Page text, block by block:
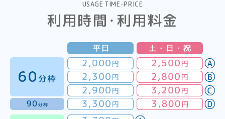
USAGE TIME・PRICE
利用時間・利用料金